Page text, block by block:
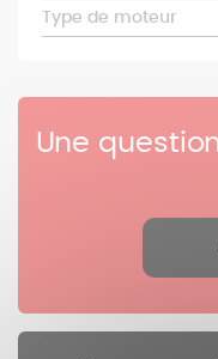
Type de moteur
Une